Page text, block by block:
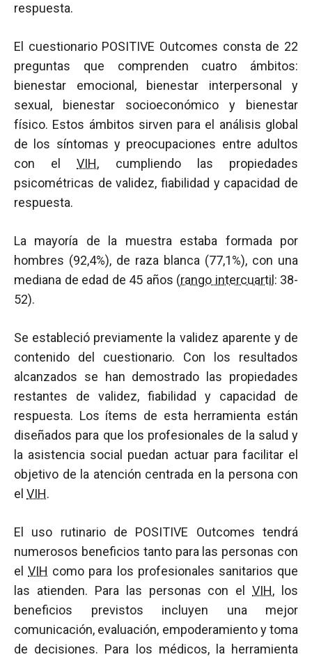
respuesta.
El cuestionario POSITIVE Outcomes consta de 22
preguntas que comprenden cuatro ámbitos:
bienestar emocional, bienestar interpersonal y
sexual, bienestar socioeconómico y bienestar
físico. Estos ámbitos sirven para el análisis global
de los síntomas y preocupaciones entre adultos
con elVIH, cumpliendo las propiedades
psicométricas de validez, fiabilidad y capacidad de
respuesta.
La mayoría de la muestra estaba formada por
hombres (92,4%), de raza blanca (77,1%), con una
mediana de edad de 45 años (rango intercuartil : 38-
52).
Se estableció previamente la validez aparente y de
contenido del cuestionario. Con los resultados
alcanzados se han demostrado las propiedades
restantes de validez, fiabilidad y capacidad de
respuesta. Los ítems de esta herramienta están
diseñados para que los profesionales de la salud y
la asistencia social puedan actuar para facilitar el
objetivo de la atención centrada en la persona con
el VIH.
El uso rutinario de POSITIVE Outcomes tendrá
numerosos beneficios tanto para las personas con
elVIH como para los profesionales sanitarios que
las atienden. Para las personas con elVIH, los
beneficios previstos incluyen una mejor
comunicación, evaluación, empoderamiento y toma
de decisiones. Para los médicos, la herramienta